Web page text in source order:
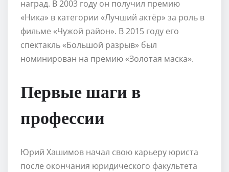
наград. В 2003 году он получил премию
«Ника» в категории «Лучший актёр» за роль в
фильме «Чужой район». В 2015 году его
спектакль «Большой разрыв» был
номинирован на премию «Золотая маска».
Первые шаги в
профессии
Юрий Хашимов начал свою карьеру юриста
после окончания юридического факультета